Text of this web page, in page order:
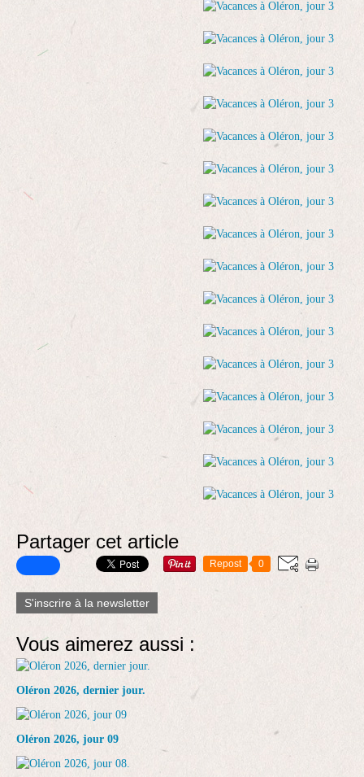
Partager cet article
Repost 0
S'inscrire à la newsletter
Vous aimerez aussi :
Oléron 2026, dernier jour.
Oléron 2026, jour 09